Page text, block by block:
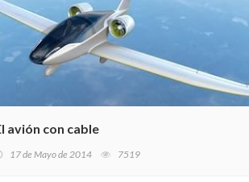
avión con cable
17 de Mayo de 2014 7519